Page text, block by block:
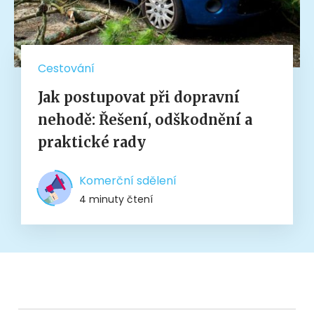
Cestování
Jak postupovat při dopravní
nehodě: Řešení, odškodnění a
praktické rady
Komerční sdělení
4 minuty čtení